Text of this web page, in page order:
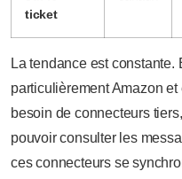
ticket
La tendance est
particulièrement Amazon
besoin de connecteurs
pouvoir consulter les
ces connecteurs se